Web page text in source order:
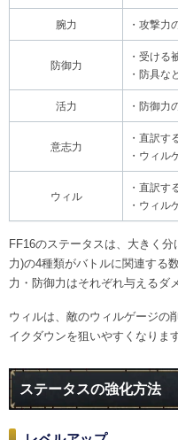
腕力 ・攻撃力
防御力
・受ける
・防具な
活力 ・防御力
意志力
・直訳す
・ウィル
ウィル
・直訳す
・ウィル
FF16のステータスは、大きく
力)の4種類がバトルに関連する
力・防御力はそれぞれ与えるダ
ウィルは、敵のウィルゲージの
イクダウンを狙いやすくなります
ステータスの強化方法